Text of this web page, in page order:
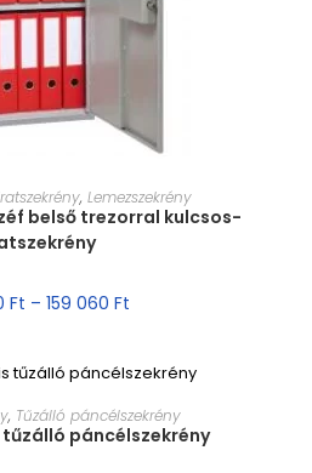
VÁLASZTÁSA
, Lemezszekrény
belső trezorral kulcsos-
Ft – 159 060 Ft
VÁLASZTÁSA
, Tűzálló páncélszekrény
tűzálló páncélszekrény